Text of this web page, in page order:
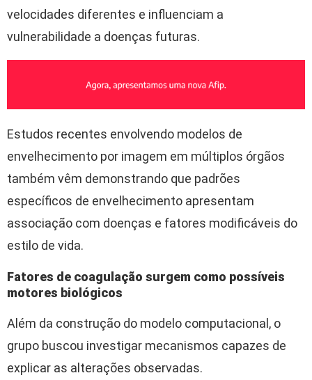
velocidades diferentes e influenciam a
vulnerabilidade a doenças futuras.
Estudos recentes envolvendo modelos de
envelhecimento por imagem em múltiplos órgãos
também vêm demonstrando que padrões
específicos de envelhecimento apresentam
associação com doenças e fatores modificáveis do
estilo de vida.
Fatores de coagulação surgem como possíveis
motores biológicos
Além da construção do modelo computacional, o
grupo buscou investigar mecanismos capazes de
explicar as alterações observadas.